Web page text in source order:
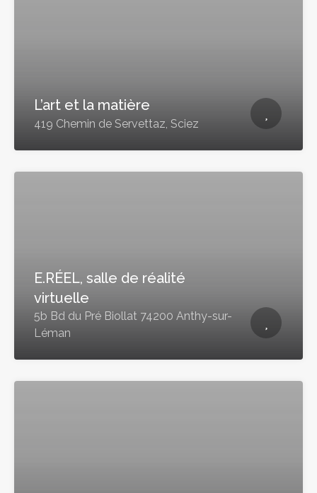
L’art et la matière
419 Chemin de Servettaz, Sciez
E.RÉEL, salle de réalité
virtuelle
5b Bd du Pré Biollat 74200 Anthy-sur-
Léman